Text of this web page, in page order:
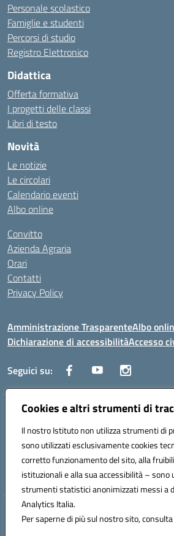
Cookies e altri strumenti di
Il nostro Istituto non utilizza strumenti di
sono utilizzati esclusivamente cookies
corretto funzionamento del sito, alla
istituzionali e alla sua accessibilità – sono
strumenti statistici anonimizzati messi a
Analytics Italia.
Per saperne di più sul nostro sito,
Personale scolastico
Famiglie e studenti
Percorsi di studio
Registro Elettronico
Didattica
Offerta formativa
I progetti delle classi
Libri di testo
Novità
Le notizie
Le circolari
Calendario eventi
Albo online
Convitto
Azienda Agraria
Orari
Contatti
Privacy Policy
Amministrazione TrasparenteAlbo
Dichiarazione di accessibilitàAccesso
Seguici su:
Via dei Cappuccini, 5 - 60044 Fabriano (AN) -
3573 - Mail: anis01700P@istruzione.it - PEC:
Codice meccanografico: ANIS01700P -
C.F. 81002710424 - Codice univoco
UFBMDS
Hosting & Powered by 3D
Concept & Design by